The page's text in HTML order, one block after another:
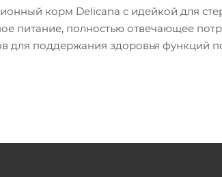
корм Delicana с идейкой для
питание, полностью отвечающее
для поддержания здоровья функций